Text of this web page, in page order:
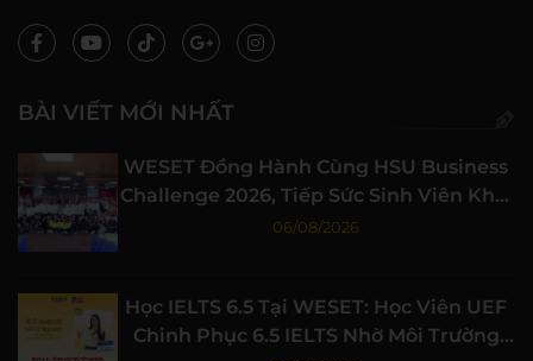
BÀI VIẾT MỚI NHẤT
WESET Đồng Hành Cùng HSU Business
Challenge 2026, Tiếp Sức Sinh Viên Khởi
Nghiệp
06/08/2026
Học IELTS 6.5 Tại WESET: Học Viên UEF
Chinh Phục 6.5 IELTS Nhờ Môi Trường